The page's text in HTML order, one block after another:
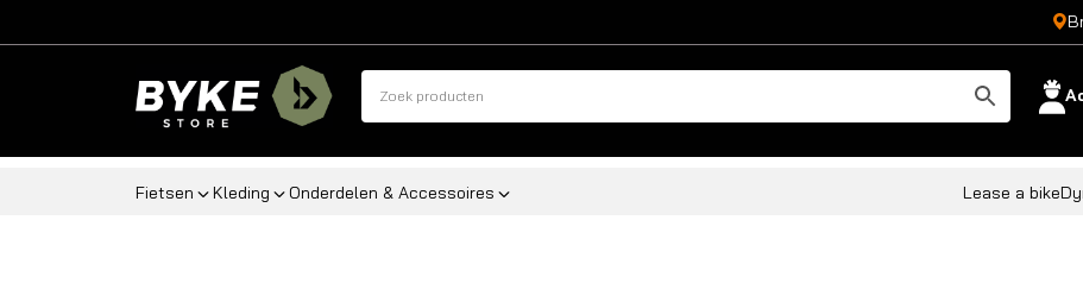
Fietsen Kleding Onderdelen & Accessoires Lease a bike